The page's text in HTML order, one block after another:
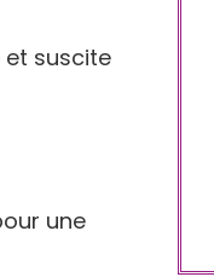
et suscite
une